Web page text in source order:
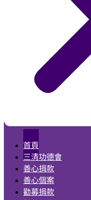
首頁
三清功德會
善心捐款
善心個案
勸募捐款